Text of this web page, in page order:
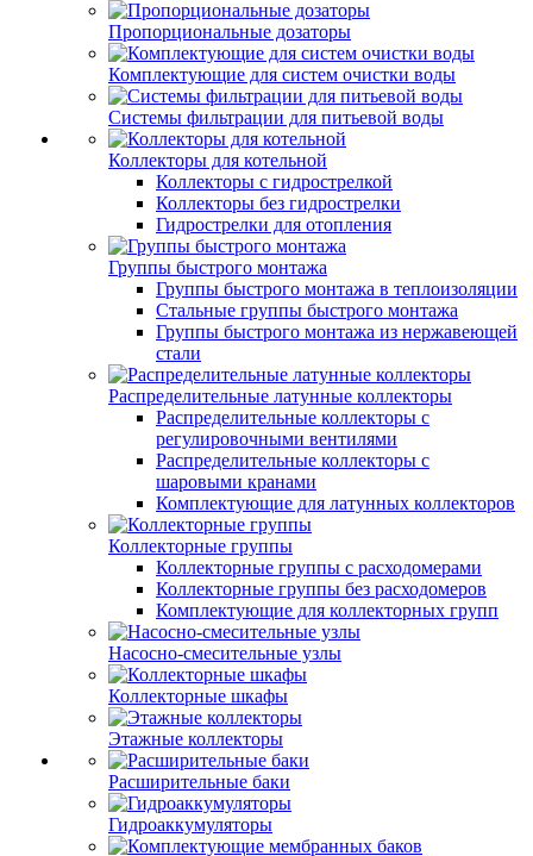
Пропорциональные дозаторы
Комплектующие для систем очистки воды
Системы фильтрации для питьевой воды
Коллекторы для котельной
Коллекторы с гидрострелкой
Коллекторы без гидрострелки
Гидрострелки для отопления
Группы быстрого монтажа
Группы быстрого монтажа в теплоизоляции
Стальные группы быстрого монтажа
Группы быстрого монтажа из нержавеющей
стали
Распределительные латунные коллекторы
Распределительные коллекторы с
регулировочными вентилями
Распределительные коллекторы с
шаровыми кранами
Комплектующие для латунных коллекторов
Коллекторные группы
Коллекторные группы с расходомерами
Коллекторные группы без расходомеров
Комплектующие для коллекторных групп
Насосно-смесительные узлы
Коллекторные шкафы
Этажные коллекторы
Расширительные баки
Гидроаккумуляторы